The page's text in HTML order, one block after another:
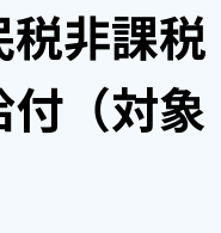
非課税
（対象